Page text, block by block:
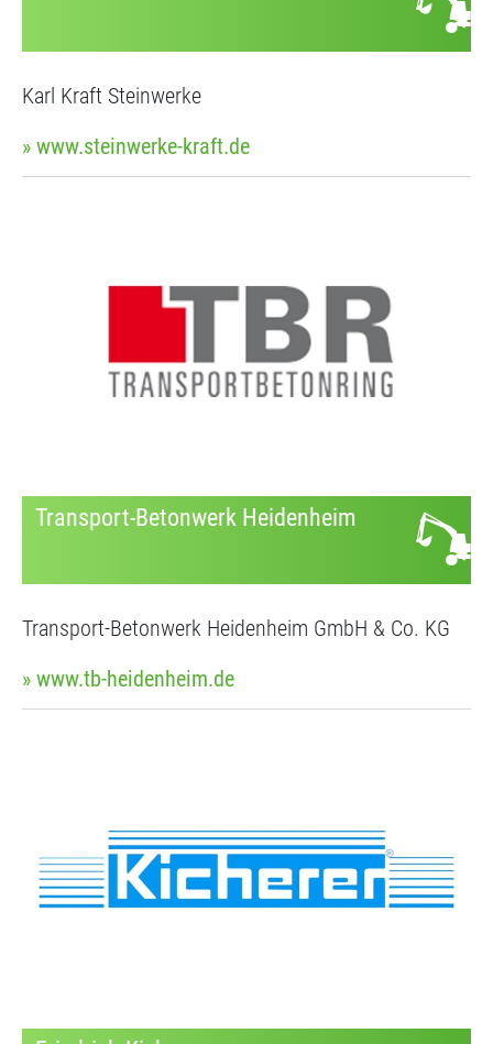
Karl Kraft Steinwerke
» www.steinwerke-kraft.de
Transport-Betonwerk Heidenheim
Transport-Betonwerk Heidenheim GmbH & Co. KG
» www.tb-heidenheim.de